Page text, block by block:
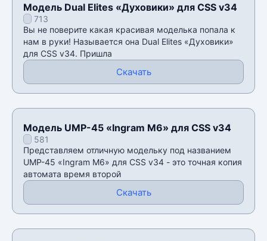
Модель Dual Elites «Духовики» для CSS v34
713
Вы не поверите какая красивая моделька попала к
нам в руки! Называется она Dual Elites «Духовики»
для CSS v34. Пришла
Скачать
Модель UMP-45 «Ingram M6» для CSS v34
581
Представляем отличную модельку под названием
UMP-45 «Ingram M6» для CSS v34 - это точная копия
автомата время второй
Скачать